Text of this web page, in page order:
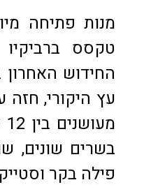
מנות פתיחה
טקסס ברביקיו
עץ היקורי, חזה
בשרים שונים,
פילה בקר